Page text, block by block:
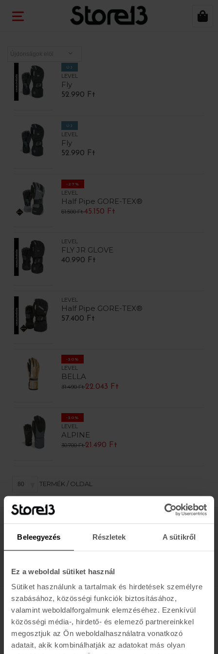
Beleegyezés Részletek A sütikről
Ez a weboldal sütiket használ
Sütiket használunk a tartalmak és hirdetések személyre
szabásához, közösségi funkciók biztosításához,
valamint weboldalforgalmunk elemzéséhez. Ezenkívül
közösségi média-, hirdető- és elemező partnereinkkel
megosztjuk az Ön weboldalhasználatra vonatkozó
adatait, akik kombinálhatják az adatokat más olyan
ÚJ
LEVEL
Fly
52.990 Ft
ÚJ
LEVEL
Fly
52.990 Ft
-27%
LEVEL
Half Pipe GORE-TEX®
61.500 Ft45.150 Ft
LEVEL
FLY JR GLOVE
40.990 Ft
LEVEL
Half Pipe GORE-TEX®
57.400 Ft
-30%
LEVEL
BELLA
31.490 Ft22.043 Ft
-30%
LEVEL
ALPINE
30.700 Ft21.490 Ft
TERMÉK / OLDAL
Értesülj az újdonságokról, akciókról
E-MAIL
K A R O L I N A 17 / B
Hétfő - Péntek: 11:00 - 19:00
Szombat: 10:00 - 19:00
Vasárnap: ZÁRVA